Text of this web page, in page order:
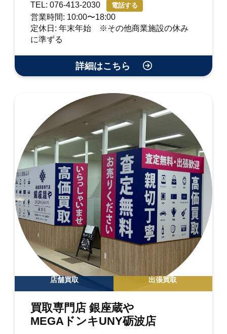
TEL: 076-413-2030 電話する
営業時間: 10:00〜18:00
定休日: 年末年始 ※その他商業施設の休み
に準ずる
詳細はこちら
店舗買取 出張買取
買取専門店 銀座蔵や
MEGAドンキUNY砺波店